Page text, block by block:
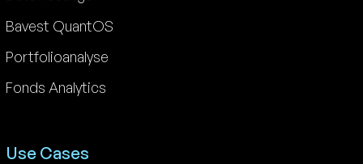
Bavest QuantOS
Portfolioanalyse
Fonds Analytics
Use Cases